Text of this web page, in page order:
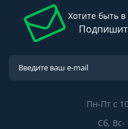
Хотите быть в
Пн-Пт с
Сб,